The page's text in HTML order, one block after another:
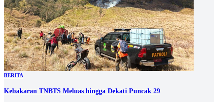
BERITA
Kebakaran TNBTS Meluas hingga Dekati Puncak 29